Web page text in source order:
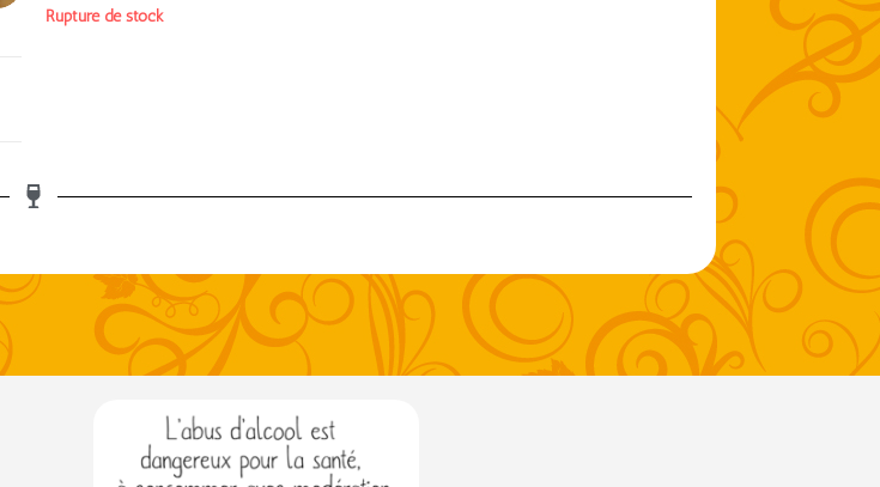
Rupture de stock